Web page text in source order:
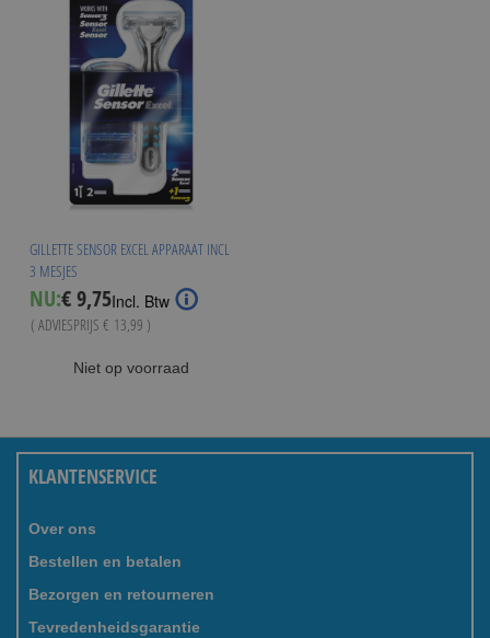
GILLETTE SENSOR EXCEL APPARAAT INCL
3 MESJES
NU:Special
Price
€ 9,75Incl. Btw
( ADVIESPRIJS € 13,99 )
Niet op voorraad
KLANTENSERVICE
Over ons
Bestellen en betalen
Bezorgen en retourneren
Tevredenheidsgarantie